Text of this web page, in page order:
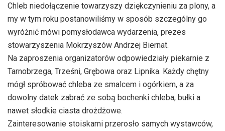
Chleb niedołączenie towarzyszy dziękczynieniu za plony, a
my w tym roku postanowiliśmy w sposób szczególny go
wyróżnić mówi pomysłodawca wydarzenia, prezes
stowarzyszenia Mokrzyszów Andrzej Biernat.
Na zaproszenia organizatorów odpowiedziały piekarnie z
Tarnobrzega, Trześni, Grębowa oraz Lipnika. Każdy chętny
mógł spróbować chleba ze smalcem i ogórkiem, a za
dowolny datek zabrać ze sobą bochenki chleba, bułki a
nawet słodkie ciasta drożdżowe.
Zainteresowanie stoiskami przerosło samych wystawców,